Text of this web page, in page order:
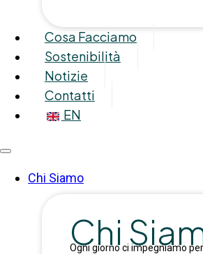
Cosa Facciamo
Sostenibilità
Notizie
Contatti
EN
Chi Siamo
Chi
Ogni giorno ci impegniamo